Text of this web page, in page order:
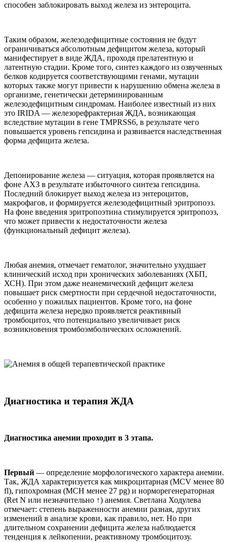
способен заблокировать выход железа из энтероцита.
Таким образом, железодефицитные состояния не будут
ограничиваться абсолютным дефицитом железа, который
манифестирует в виде ЖДА, проходя прелатентную и
латентную стадии. Кроме того, синтез каждого из озвученных
белков кодируется соответствующими генами, мутации
которых также могут привести к нарушению обмена железа в
организме, генетически детерминированным
железодефицитным синдромам. Наиболее известный из них
это IRIDA — железорефрактерная ЖДА, возникающая
вследствие мутации в гене TMPRSS6, в результате чего
повышается уровень гепсидина и развивается наследственная
форма дефицита железа.
Депонирование железа — ситуация, которая проявляется на
фоне АХЗ в результате избыточного синтеза гепсидина.
Последний блокирует выход железа из энтероцитов,
макрофагов, и формируется железодефицитный эритропоэз.
На фоне введения эритропоэтина стимулируется эритропоэз,
что может привести к недостаточности железа
(функциональный дефицит железа).
Любая анемия, отмечает гематолог, значительно ухудшает
клинический исход при хронических заболеваниях (ХБП,
ХСН). При этом даже неанемический дефицит железа
повышает риск смертности при сердечной недостаточности,
особенно у пожилых пациентов. Кроме того, на фоне
дефицита железа нередко проявляется реактивный
тромбоцитоз, что потенциально увеличивает риск
возникновения тромбоэмболических осложнений.
Диагностика и терапия ЖДА
Диагностика анемии проходит в 3 этапа.
Первый — определение морфологического характера анемии.
Так, ЖДА характеризуется как микроцитарная (MCV менее 80
fl), гипохромная (MCH менее 27 pg) и норморегенераторная
(Ret N или незначительно ↑) анемия. Светлана Ходулева
отмечает: степень выраженности анемии разная, других
изменений в анализе крови, как правило, нет. Но при
длительном сохранении дефицита железа наблюдается
тенденция к лейкопении, реактивному тромбоцитозу.